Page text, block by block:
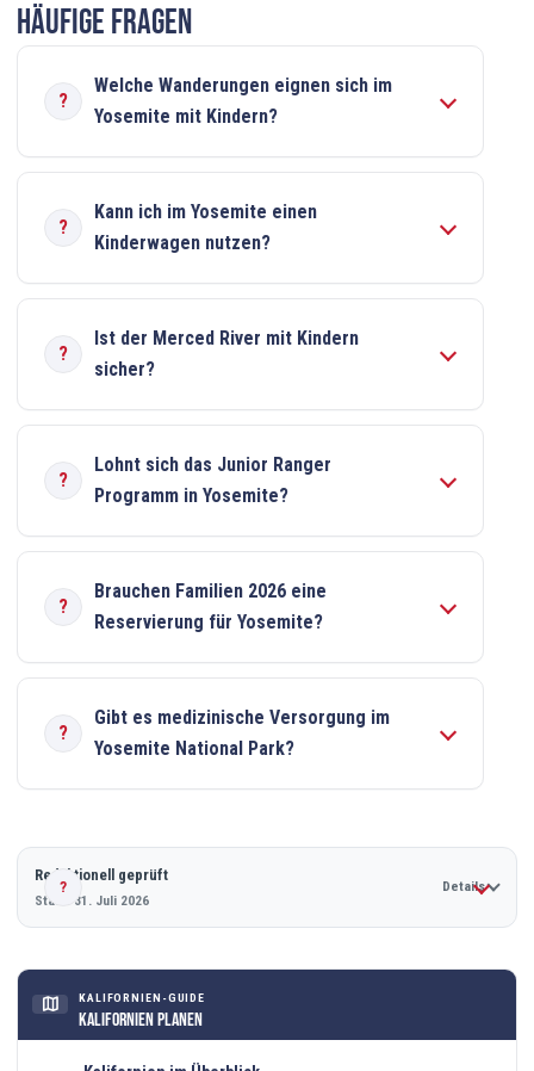
Häufige Fragen
Welche Wanderungen eignen sich im
Yosemite mit Kindern?
Kann ich im Yosemite einen
Kinderwagen nutzen?
Ist der Merced River mit Kindern
sicher?
Lohnt sich das Junior Ranger
Programm in Yosemite?
Brauchen Familien 2026 eine
Reservierung für Yosemite?
Gibt es medizinische Versorgung im
Yosemite National Park?
Redaktionell geprüft
Stand 31. Juli 2026
Details
map KALIFORNIEN-GUIDE
Kalifornien planen